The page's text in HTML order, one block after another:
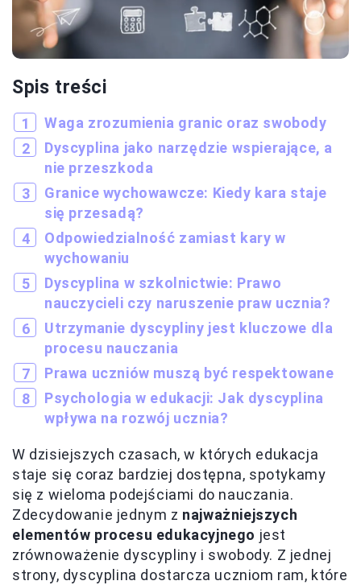
Spis treści
Waga zrozumienia granic oraz swobody
Dyscyplina jako narzędzie wspierające, a
nie przeszkoda
Granice wychowawcze: Kiedy kara staje
się przesadą?
Odpowiedzialność zamiast kary w
wychowaniu
Dyscyplina w szkolnictwie: Prawo
nauczycieli czy naruszenie praw ucznia?
Utrzymanie dyscypliny jest kluczowe dla
procesu nauczania
Prawa uczniów muszą być respektowane
Psychologia w edukacji: Jak dyscyplina
wpływa na rozwój ucznia?
W dzisiejszych czasach, w których edukacja
staje się coraz bardziej dostępna, spotykamy
się z wieloma podejściami do nauczania.
Zdecydowanie jednym z najważniejszych
elementów procesu edukacyjnego jest
zrównoważenie dyscypliny i swobody. Z jednej
strony, dyscyplina dostarcza uczniom ram, które